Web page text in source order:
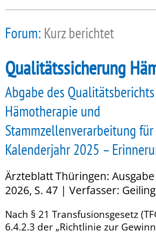
Forum: Kurz berichtet
Qualitätssicherung
Abgabe des
Hämotherapie und
Stammzellenverarbeitung für
Kalenderjahr 2025 –
Ärzteblatt Thüringen:
2026, S. 47 | Verfasser:
Nach § 21 Transfusionsgesetz
6.4.2.3 der „Richtlinie zur